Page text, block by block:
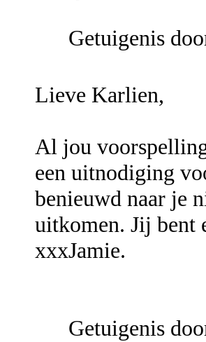
Getuigenis
Lieve Karlien,
Al jou
een uitnodiging
benieuwd naar je
uitkomen. Jij bent
xxxJamie.
Getuigenis